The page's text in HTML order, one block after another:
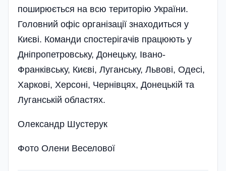
поширюється на всю територію України.
Головний офіс організації знаходиться у
Києві. Команди спостерігачів працюють у
Дніпропетровську, Донецьку, Івано-
Франківську, Києві, Луганську, Львові, Одесі,
Харкові, Херсоні, Чернівцях, Донецькій та
Луганській областях.
Олександр Шустерук
Фото Олени Веселової